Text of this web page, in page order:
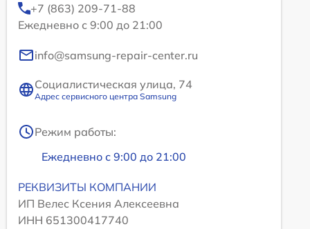
+7 (863) 209-71-88
Ежедневно с 9:00 до 21:00
info@samsung-repair-center.ru
Социалистическая улица, 74
Адрес сервисного центра Samsung
Режим работы:
Ежедневно с 9:00 до 21:00
РЕКВИЗИТЫ КОМПАНИИ
ИП Велес Ксения Алексеевна
ИНН 651300417740